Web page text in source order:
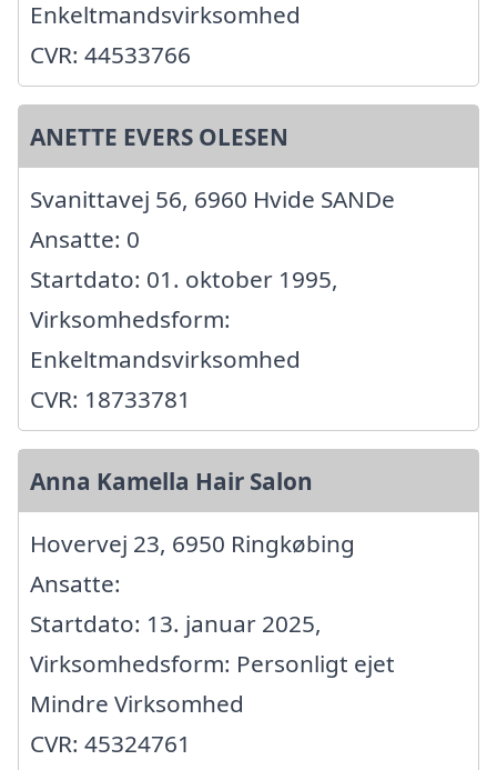
Enkeltmandsvirksomhed
CVR: 44533766
ANETTE EVERS OLESEN
Svanittavej 56, 6960 Hvide SANDe
Ansatte: 0
Startdato: 01. oktober 1995,
Virksomhedsform:
Enkeltmandsvirksomhed
CVR: 18733781
Anna Kamella Hair Salon
Hovervej 23, 6950 Ringkøbing
Ansatte:
Startdato: 13. januar 2025,
Virksomhedsform: Personligt ejet
Mindre Virksomhed
CVR: 45324761